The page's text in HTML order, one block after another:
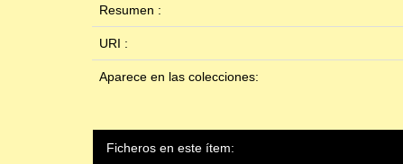
Resumen :
URI :
Aparece en las colecciones:
Ficheros en este ítem: